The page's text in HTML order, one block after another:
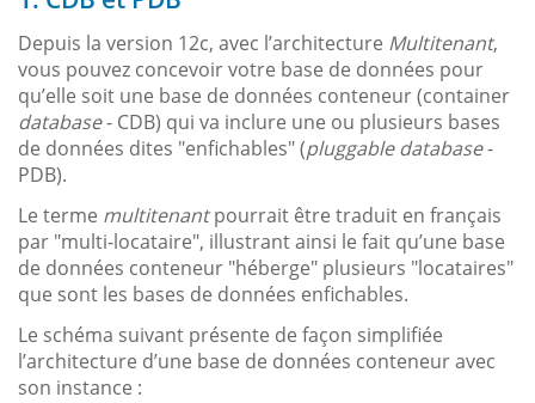
Depuis la version 12c, avec l’architecture Multitenant,
vous pouvez concevoir votre base de données pour
qu’elle soit une base de données conteneur (container
database- CDB) qui va inclure une ou plusieurs bases
de données dites "enfichables" (pluggable database-
PDB).
Le terme multitenantpourrait être traduit en français
par "multi-locataire", illustrant ainsi le fait qu’une base
de données conteneur "héberge" plusieurs "locataires"
que sont les bases de données enfichables.
Le schéma suivant présente de façon simplifiée
l’architecture d’une base de données conteneur avec
son instance :